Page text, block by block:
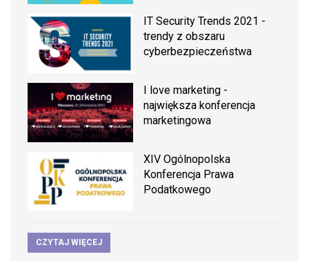
IT Security Trends 2021 -
trendy z obszaru
cyberbezpieczeństwa
I love marketing -
największa konferencja
marketingowa
XIV Ogólnopolska
Konferencja Prawa
Podatkowego
CZYTAJ WIĘCEJ